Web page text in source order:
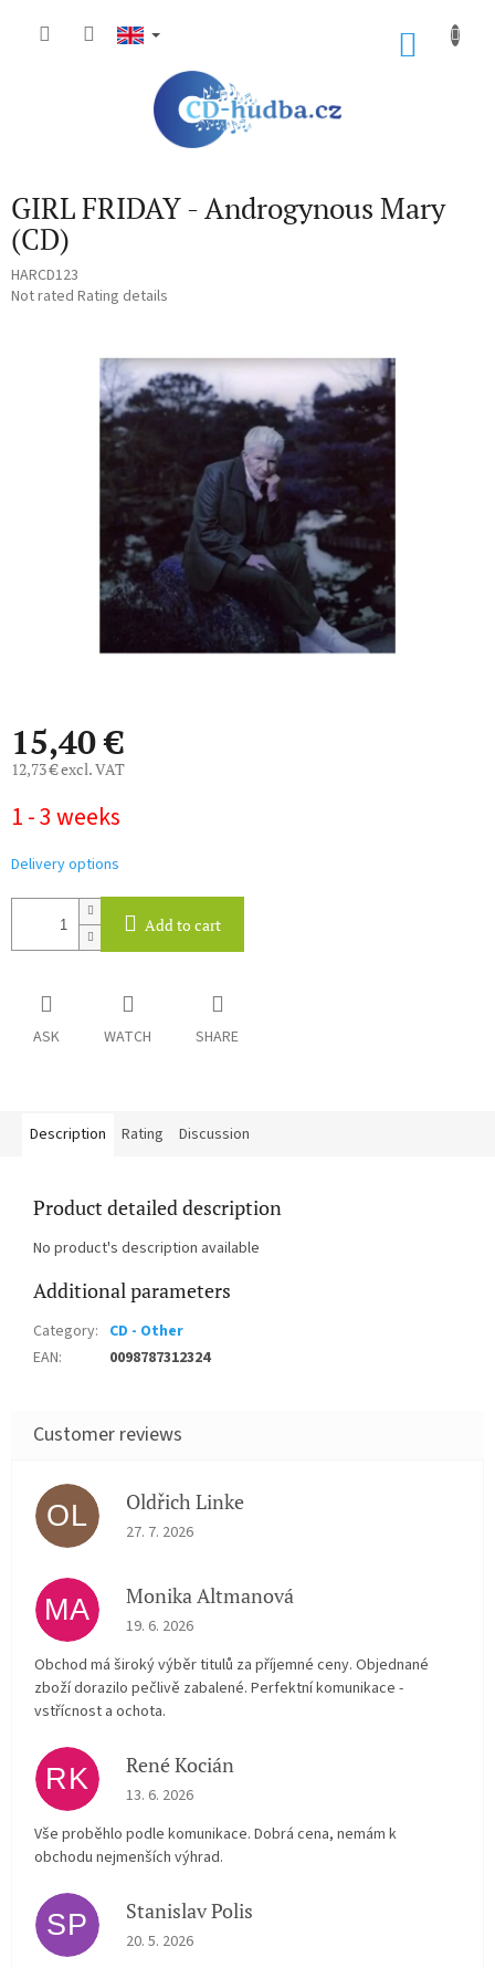
GIRL FRIDAY - Androgynous Mary
(CD)
HARCD123
The
Not rated Rating details
15,40 €
12,73 € excl. VAT
price:
1 - 3 weeks
Delivery options
Add to cart
ASK WATCH SHARE
Description Rating Discussion
Product detailed description
No product's description available
Additional parameters
Category: CD - Other
EAN: 0098787312324
OL Oldřich Linke
The store rating is 5 out of 5 stars.
27. 7. 2026
MA Monika Altmanová
The store rating is 5 out of 5 stars.
19. 6. 2026
Obchod má široký výběr titulů za příjemné ceny. Objednané
zboží dorazilo pečlivě zabalené. Perfektní komunikace -
vstřícnost a ochota.
RK René Kocián
The store rating is 5 out of 5 stars.
13. 6. 2026
Vše proběhlo podle komunikace. Dobrá cena, nemám k
obchodu nejmenších výhrad.
SP Stanislav Polis
The store rating is 2 out of 5 stars.
20. 5. 2026